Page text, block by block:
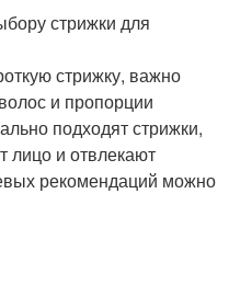
стрижки для
стрижку, важно
и пропорции
подходят стрижки,
лицо и отвлекают
рекомендаций можно